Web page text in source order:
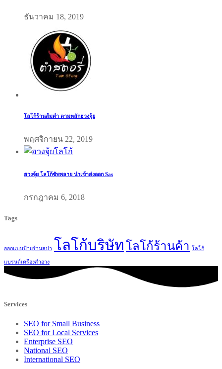
ธันวาคม 18, 2019
โลโก้ร้านส้มตำ ตามหลักฮวงจุ้ย
พฤศจิกายน 22, 2019
ฮวงจุ้ย โลโก้ซัพพลาย นำเข้าส่งออก Sas
กรกฎาคม 6, 2018
Tags
ออกแบบป้ายร้านสปา โลโก้บริษัทโลโก้ร้านค้า โลโก้
แบรนด์เครื่องสำอาง
Services
SEO for Small Business
SEO for Local Services
Enterprise SEO
National SEO
International SEO